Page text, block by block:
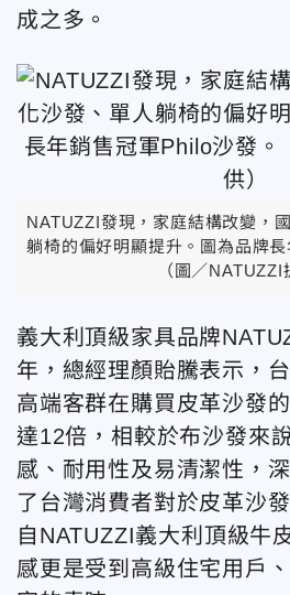
成之多。
NATUZZI發現，家庭結構改變，
躺椅的偏好明顯提升。圖為品牌
（圖／NATUZZI
義大利頂級家具品牌
年，總經理顏貽騰表示，
高端客群在購買皮革沙發
達12倍，相較於布沙發來
感、耐用性及易清潔性，
了台灣消費者對於皮革沙
自NATUZZI義大利頂級牛
感更是受到高級住宅用戶